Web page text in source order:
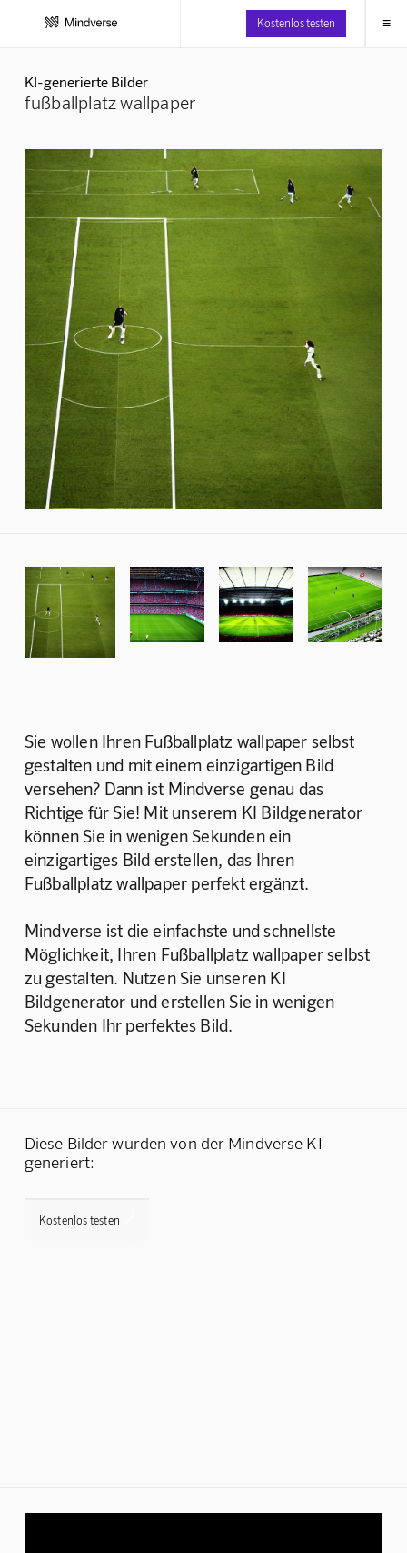
Kostenlos testen ≡
KI-generierte Bilder
fußballplatz wallpaper
Sie wollen Ihren Fußballplatz wallpaper selbst
gestalten und mit einem einzigartigen Bild
versehen? Dann ist Mindverse genau das
Richtige für Sie! Mit unserem KI Bildgenerator
können Sie in wenigen Sekunden ein
einzigartiges Bild erstellen, das Ihren
Fußballplatz wallpaper perfekt ergänzt.
Mindverse ist die einfachste und schnellste
Möglichkeit, Ihren Fußballplatz wallpaper selbst
zu gestalten. Nutzen Sie unseren KI
Bildgenerator und erstellen Sie in wenigen
Sekunden Ihr perfektes Bild.
Diese Bilder wurden von der Mindverse KI
generiert:
Kostenlos testen